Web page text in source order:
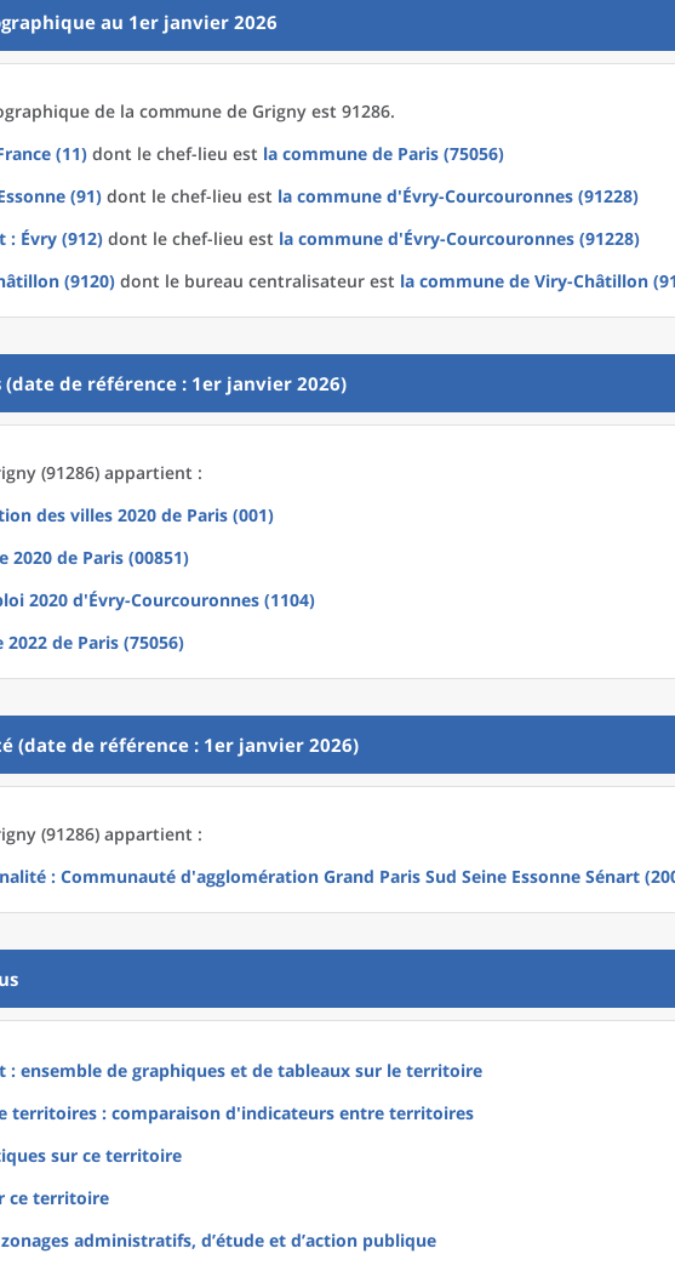
au 1er janvier 2026
de la commune de Grigny est 91286.
(11) dont le chef-lieu est la commune de Paris (75056)
(91) dont le chef-lieu est la commune d'Évry-Courcouronnes (91228)
: Évry (912) dont le chef-lieu est la commune d'Évry-Courcouronnes (91228)
(9120) dont le bureau centralisateur est la commune de Viry-Châtillon
(date de référence : 1er janvier 2026)
(91286) appartient :
des villes 2020 de Paris (001)
2020 de Paris (00851)
2020 d'Évry-Courcouronnes (1104)
2022 de Paris (75056)
(date de référence : 1er janvier 2026)
(91286) appartient :
: Communauté d'agglomération Grand Paris Sud Seine Essonne Sénart
: ensemble de graphiques et de tableaux sur le territoire
territoires : comparaison d'indicateurs entre territoires
sur ce territoire
ce territoire
administratifs, d’étude et d’action publique